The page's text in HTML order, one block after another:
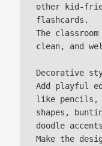
other kid-
flashcards.
The
clean, and
Decorative
Add playful
like pencils,
shapes,
doodle
Make the